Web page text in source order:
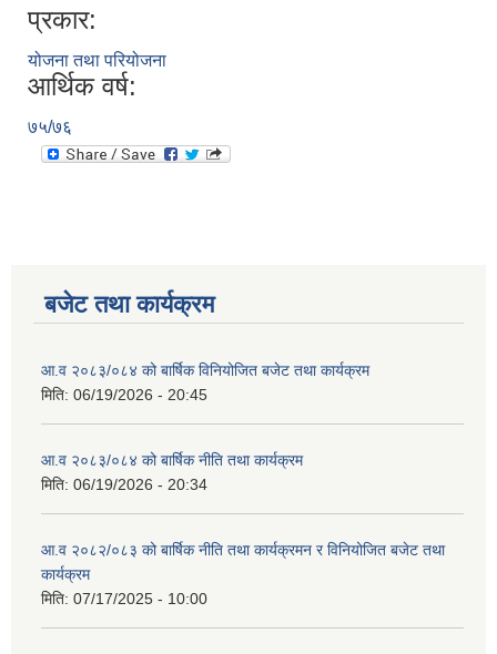
प्रकार:
योजना तथा परियोजना
आर्थिक वर्ष:
७५/७६
बजेट तथा कार्यक्रम
आ.व २०८३/०८४ को बार्षिक विनियोजित बजेट तथा कार्यक्रम
मिति: 06/19/2026 - 20:45
आ.व २०८३/०८४ को बार्षिक नीति तथा कार्यक्रम
मिति: 06/19/2026 - 20:34
आ.व २०८२/०८३ को बार्षिक नीति तथा कार्यक्रमन र विनियोजित बजेट तथा
कार्यक्रम
मिति: 07/17/2025 - 10:00